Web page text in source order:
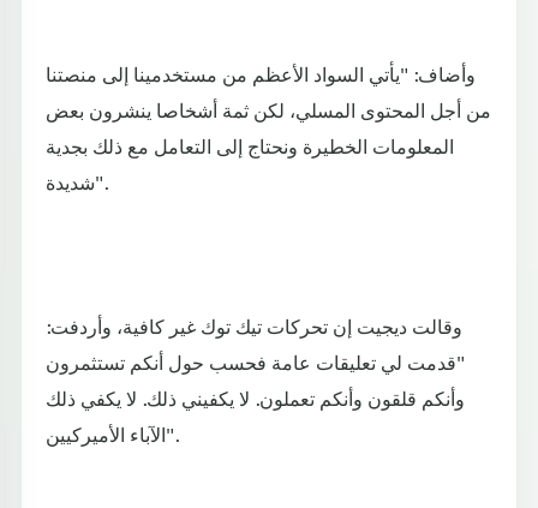
وأضاف: "يأتي السواد الأعظم من مستخدمينا إلى منصتنا
من أجل المحتوى المسلي، لكن ثمة أشخاصا ينشرون بعض
المعلومات الخطيرة ونحتاج إلى التعامل مع ذلك بجدية
شديدة".
وقالت ديجيت إن تحركات تيك توك غير كافية، وأردفت:
"قدمت لي تعليقات عامة فحسب حول أنكم تستثمرون
وأنكم قلقون وأنكم تعملون. لا يكفيني ذلك. لا يكفي ذلك
الآباء الأميركيين".